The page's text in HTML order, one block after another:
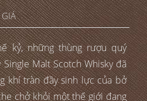
kỷ, những thùng rượu quý
Malt Scotch Whisky đã
khí tràn đầy sinh lực của bở
chở khỏi một thế giới đang